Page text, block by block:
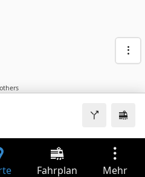
others
Fahrplan Mehr